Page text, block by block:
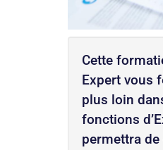
Cette
Expert vous
plus loin
fonctions
permettra